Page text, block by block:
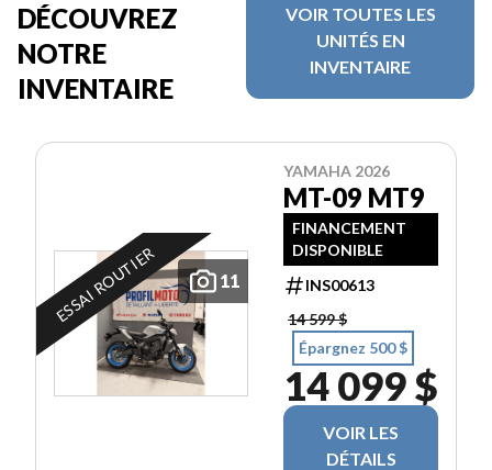
DÉCOUVREZ
NOTRE
INVENTAIRE
VOIR TOUTES LES
UNITÉS EN
INVENTAIRE
11
ESSAI ROUTIER
YAMAHA 2026
MT-09 MT9
FINANCEMENT
DISPONIBLE
INS00613
14 599 $
Épargnez 500 $
14 099 $
VOIR LES
DÉTAILS